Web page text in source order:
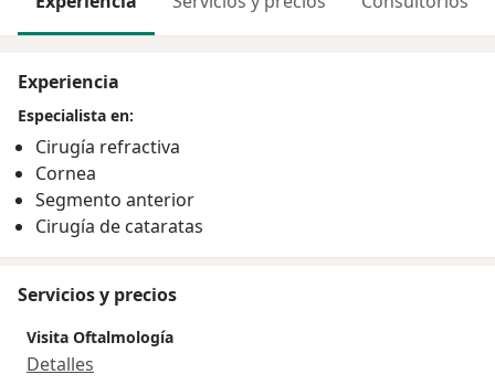
Experiencia
Especialista en:
Cirugía refractiva
Cornea
Segmento anterior
Cirugía de cataratas
Servicios y precios
Visita Oftalmología
Detalles